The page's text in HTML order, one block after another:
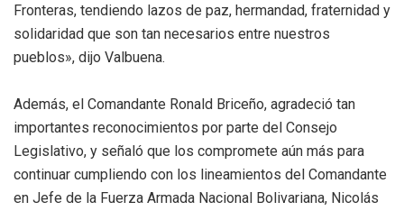
Fronteras, tendiendo lazos de paz, hermandad, fraternidad y
solidaridad que son tan necesarios entre nuestros
pueblos», dijo Valbuena.
Además, el Comandante Ronald Briceño, agradeció tan
importantes reconocimientos por parte del Consejo
Legislativo, y señaló que los compromete aún más para
continuar cumpliendo con los lineamientos del Comandante
en Jefe de la Fuerza Armada Nacional Bolivariana, Nicolás